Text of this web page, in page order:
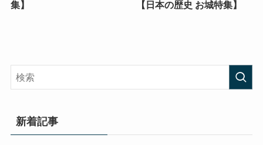
集】
【日本の歴史 お城特集】
新着記事